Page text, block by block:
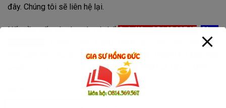
đây. Chúng tôi sẽ liên hệ lại.
Nếu cần gấp phụ huynh có thể Gọi điện 0814369567,Chat
bằng cách ấn vào các nút trên
Website này vào mọi khung giờ thời gian. Chúng tôi luôn hân
hạnh được phục vụ các quý vị PHỤ HUYNH và HỌC SINH.